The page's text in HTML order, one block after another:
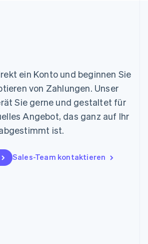
ein Konto und beginnen Sie
von Zahlungen. Unser
Sie gerne und gestaltet für
Angebot, das ganz auf Ihr
ist.
Sales-Team kontaktieren